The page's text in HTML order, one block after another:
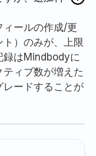
ィールの作成/更
）のみが、上限
録はMindbodyに
ィブ数が増えた
ードすることが